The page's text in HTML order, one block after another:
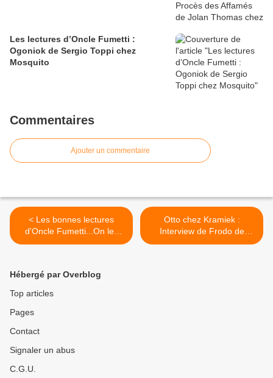
Les lectures d’Oncle Fumetti :
Ogoniok de Sergio Toppi chez
Mosquito
Commentaires
Ajouter un commentaire
< Les bonnes lectures
d'Oncle Fumetti...On les
aura ! de Barroux chez Le
Otto chez Kramiek :
Interview de Frodo de
Decker. >
Hébergé par Overblog
Top articles
Pages
Contact
Signaler un abus
C.G.U.